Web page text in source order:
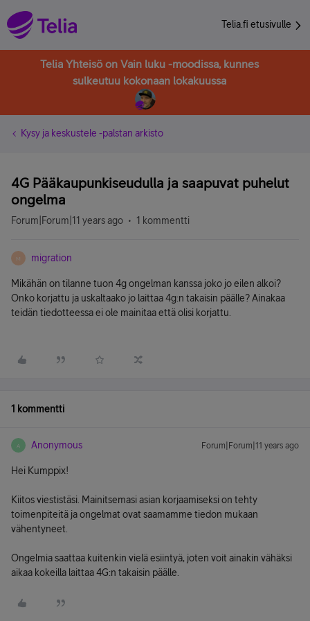
Telia.fi etusivulle
Telia Yhteisö on Vain luku -moodissa, kunnes
sulkeutuu kokonaan lokakuussa
Kysy ja keskustele -palstan arkisto
4G Pääkaupunkiseudulla ja saapuvat puhelut
ongelma
Forum|Forum|11 years ago 1 kommentti
M migration
Mikähän on tilanne tuon 4g ongelman kanssa joko jo eilen alkoi?
Onko korjattu ja uskaltaako jo laittaa 4g:n takaisin päälle? Ainakaa
teidän tiedotteessa ei ole mainitaa että olisi korjattu.
1 kommentti
A Anonymous Forum|Forum|11 years ago
Hei Kumppix!
Kiitos viestistäsi. Mainitsemasi asian korjaamiseksi on tehty
toimenpiteitä ja ongelmat ovat saamamme tiedon mukaan
vähentyneet.
Ongelmia saattaa kuitenkin vielä esiintyä, joten voit ainakin vähäksi
aikaa kokeilla laittaa 4G:n takaisin päälle.